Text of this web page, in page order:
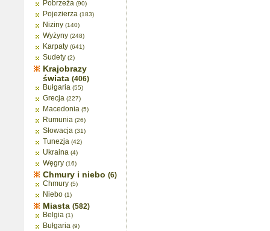
Pobrzeża (90)
Pojezierza (183)
Niziny (140)
Wyżyny (248)
Karpaty (641)
Sudety (2)
Krajobrazy
świata (406)
Bułgaria (55)
Grecja (227)
Macedonia (5)
Rumunia (26)
Słowacja (31)
Tunezja (42)
Ukraina (4)
Węgry (16)
Chmury i niebo (6)
Chmury (5)
Niebo (1)
Miasta (582)
Belgia (1)
Bułgaria (9)